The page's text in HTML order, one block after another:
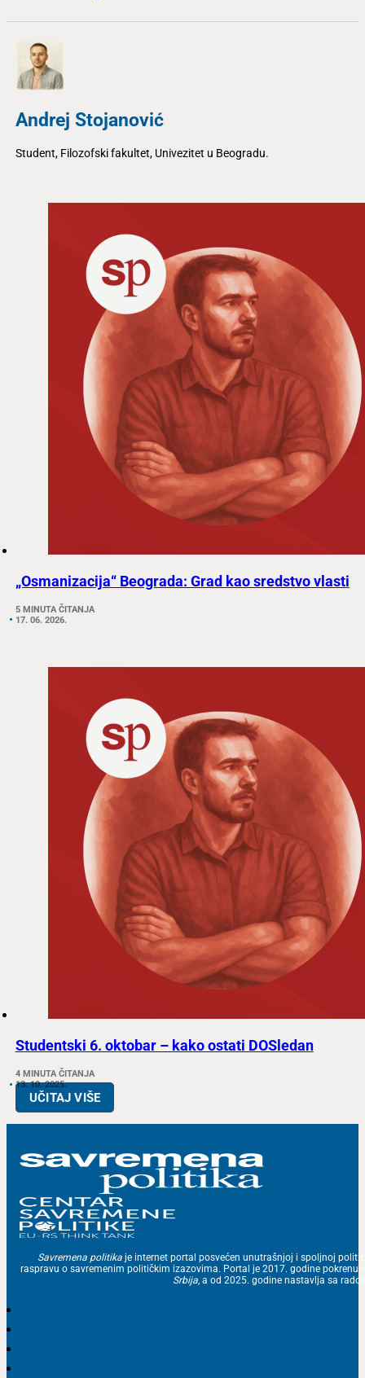
Andrej Stojanović
Student, Filozofski fakultet, Univezitet u Beogradu.
„Osmanizacija“ Beograda: Grad kao sredstvo vlasti
5 MINUTA ČITANJA
17. 06. 2026.
Studentski 6. oktobar – kako ostati DOSledan
4 MINUTA ČITANJA
13. 10. 2025.
UČITAJ VIŠE
Savremena politika je internet portal posvećen unutrašnjoj i spoljnoj
raspravu o savremenim političkim izazovima. Portal je 2017. godine
Srbija , a od 2025. godine nastavlja sa